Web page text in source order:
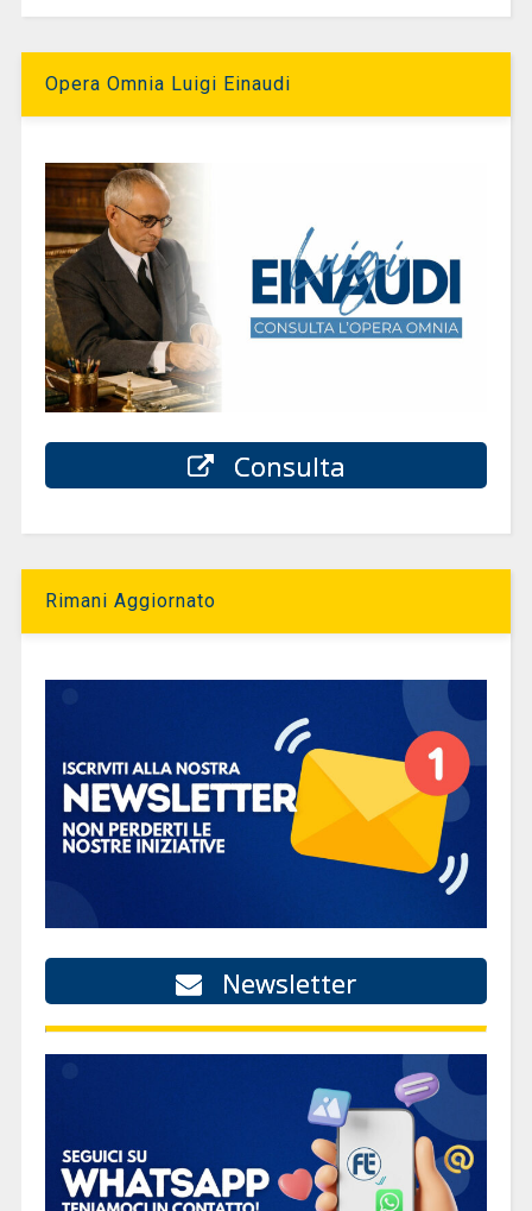
Opera Omnia Luigi Einaudi
Consulta
Rimani Aggiornato
Newsletter